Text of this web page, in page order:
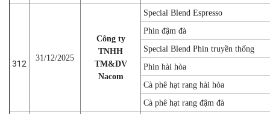
312
31/12/2025
Công ty
TNHH
TM&DV
Nacom
Special Blend Espresso
Phin đậm đà
Special Blend Phin truyền thống
Phin hài hòa
Cà phê hạt rang hài hòa
Cà phê hạt rang đậm đà